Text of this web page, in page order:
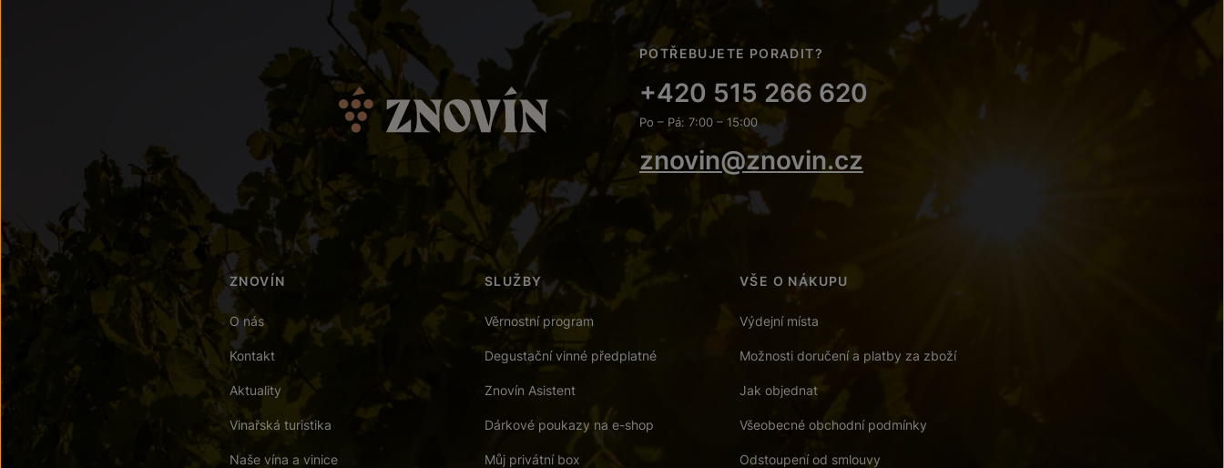
POTŘEBUJETE PORADIT?
+420 515 266 620
Po – Pá: 7:00 – 15:00
znovin@znovin.cz
ZNOVÍN
O nás
Kontakt
Aktuality
Vinařská turistika
Naše vína a vinice
SLUŽBY
Věrnostní program
Degustační vinné předplatné
Znovín Asistent
Dárkové poukazy na e-shop
Můj privátní box
VŠE O NÁKUPU
Výdejní místa
Možnosti doručení a platby za zboží
Jak objednat
Všeobecné obchodní podmínky
Odstoupení od smlouvy